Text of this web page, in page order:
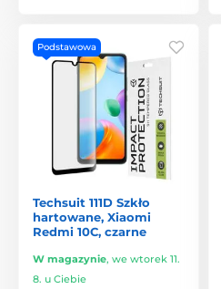
Podstawowa
Techsuit 111D Szkło
hartowane, Xiaomi
Redmi 10C, czarne
W magazynie, we wtorek 11.
8. u Ciebie